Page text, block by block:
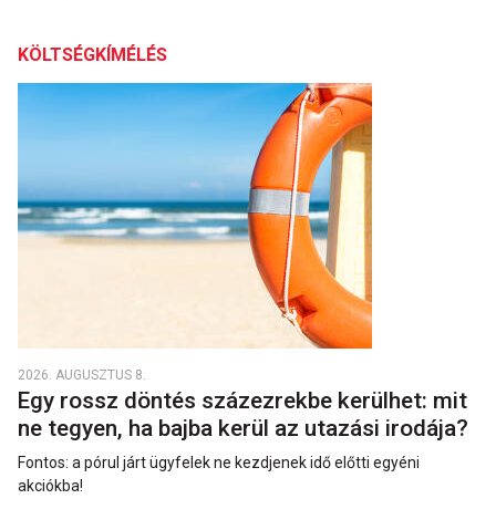
KÖLTSÉGKÍMÉLÉS
2026. AUGUSZTUS 8.
Egy rossz döntés százezrekbe kerülhet: mit
ne tegyen, ha bajba kerül az utazási irodája?
Fontos: a pórul járt ügyfelek ne kezdjenek idő előtti egyéni
akciókba!